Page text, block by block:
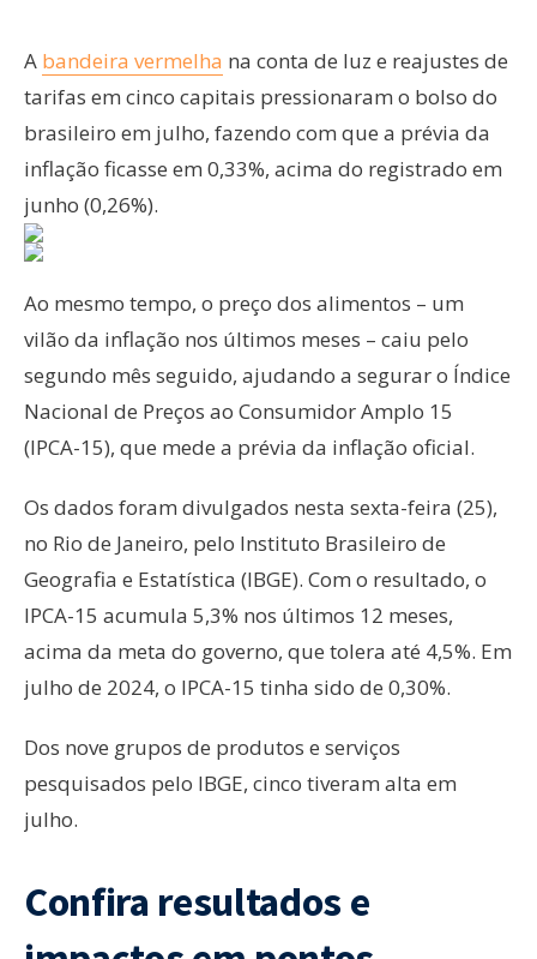
A bandeira vermelha na conta de luz e reajustes de
tarifas em cinco capitais pressionaram o bolso do
brasileiro em julho, fazendo com que a prévia da
inflação ficasse em 0,33%, acima do registrado em
junho (0,26%).
Ao mesmo tempo, o preço dos alimentos – um
vilão da inflação nos últimos meses – caiu pelo
segundo mês seguido, ajudando a segurar o Índice
Nacional de Preços ao Consumidor Amplo 15
(IPCA-15), que mede a prévia da inflação oficial.
Os dados foram divulgados nesta sexta-feira (25),
no Rio de Janeiro, pelo Instituto Brasileiro de
Geografia e Estatística (IBGE). Com o resultado, o
IPCA-15 acumula 5,3% nos últimos 12 meses,
acima da meta do governo, que tolera até 4,5%. Em
julho de 2024, o IPCA-15 tinha sido de 0,30%.
Dos nove grupos de produtos e serviços
pesquisados pelo IBGE, cinco tiveram alta em
julho.
Confira resultados e